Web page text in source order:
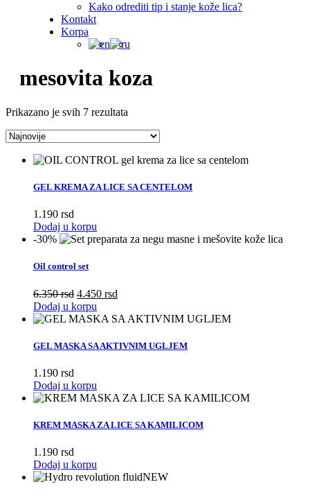
Kako odrediti tip i stanje kože lica?
Kontakt
Korpa
mesovita koza
Prikazano je svih 7 rezultata
GEL KREMA ZA LICE SA CENTELOM
1.190 rsd
Dodaj u korpu
-30%
Oil control set
6.350rsd Originalna
cena
je
6.350
4.450 rsd
je:
rsd.
Dodaj u korpu
GEL MASKA SA AKTIVNIM UGLJEM
1.190 rsd
Dodaj u korpu
KREM MASKA ZA LICE SA KAMILICOM
1.190 rsd
Dodaj u korpu
NEW